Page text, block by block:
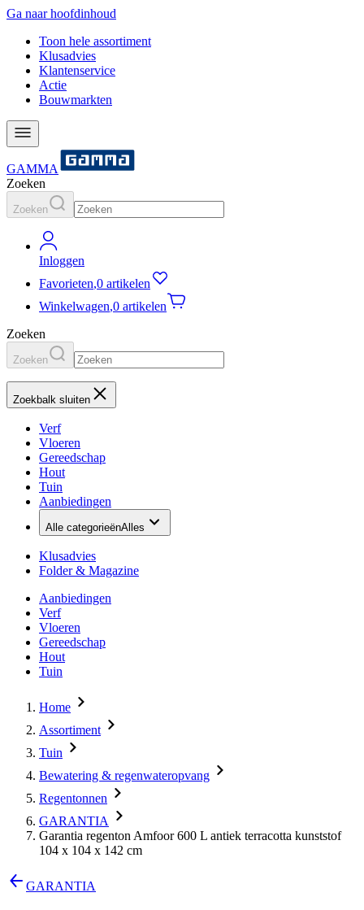
Ga naar hoofdinhoud
Toon hele assortiment
Klusadvies
Klantenservice
Actie
Bouwmarkten
GAMMA
Zoeken
Zoeken
Inloggen
Favorieten,0 artikelen
Winkelwagen,0 artikelen
Zoeken
Zoeken
Zoekbalk sluiten
Verf
Vloeren
Gereedschap
Hout
Tuin
Aanbiedingen
Alle categorieënAlles
Klusadvies
Folder & Magazine
Aanbiedingen
Verf
Vloeren
Gereedschap
Hout
Tuin
Home
Assortiment
Tuin
Bewatering & regenwateropvang
Regentonnen
GARANTIA
Garantia regenton Amfoor 600 L antiek terracotta kunststof
104 x 104 x 142 cm
GARANTIA